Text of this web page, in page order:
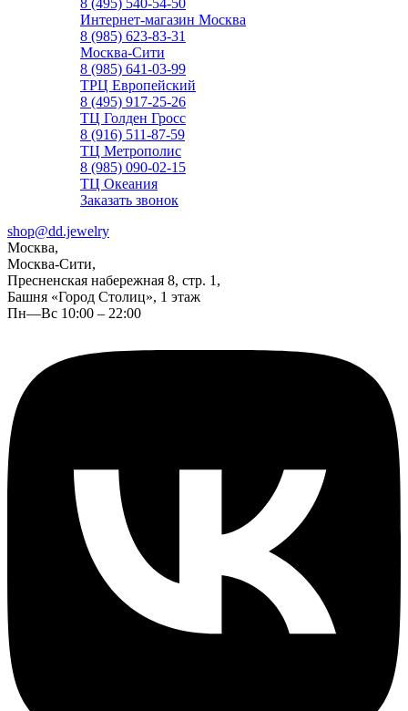
8 (495) 540-54-50
Интернет-магазин Москва
8 (985) 623-83-31
Москва-Сити
8 (985) 641-03-99
ТРЦ Европейский
8 (495) 917-25-26
ТЦ Голден Гросс
8 (916) 511-87-59
ТЦ Метрополис
8 (985) 090-02-15
ТЦ Океания
Заказать звонок
shop@dd.jewelry
Москва,
Москва-Сити,
Пресненская набережная 8, стр. 1,
Башня «Город Столиц», 1 этаж
Пн—Вс 10:00 – 22:00